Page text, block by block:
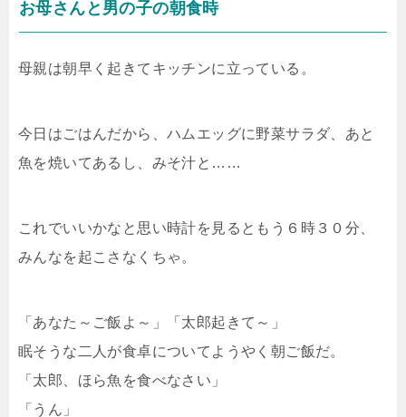
お母さんと男の子の朝食時
母親は朝早く起きてキッチンに立っている。
今日はごはんだから、ハムエッグに野菜サラダ、あと
魚を焼いてあるし、みそ汁と……
これでいいかなと思い時計を見るともう６時３０分、
みんなを起こさなくちゃ。
「あなた～ご飯よ～」「太郎起きて～」
眠そうな二人が食卓についてようやく朝ご飯だ。
「太郎、ほら魚を食べなさい」
「うん」